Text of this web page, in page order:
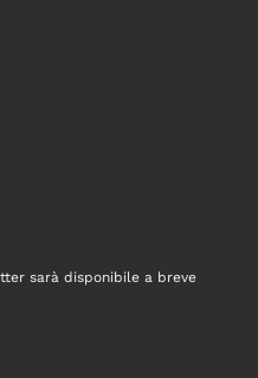
sarà disponibile a breve